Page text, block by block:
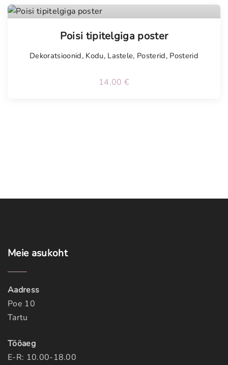
Poisi tipitelgiga poster
Dekoratsioonid, Kodu, Lastele, Posterid, Posterid
14,00 €
Meie asukoht
Aadress
Poe 10
Tartu
Tööaeg
E-R: 10.00-18.00